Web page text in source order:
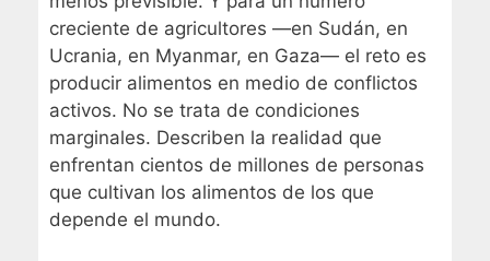
creciente de agricultores —en Sudán, en
Ucrania, en Myanmar, en Gaza— el reto es
producir alimentos en medio de conflictos
activos. No se trata de condiciones
marginales. Describen la realidad que
enfrentan cientos de millones de personas
que cultivan los alimentos de los que
depende el mundo.